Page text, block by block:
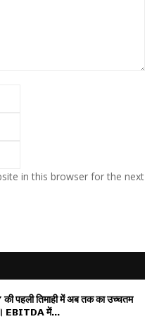
in this browser for the next
की पहली तिमाही में अब तक का उच्चतम
EBITDA में...